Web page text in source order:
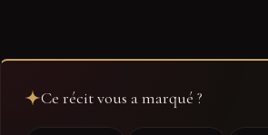
Ce récit vous a marqué ?